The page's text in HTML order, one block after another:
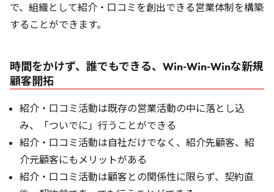
で、組織として紹介・口コミを創出できる営業体制を構築
することができます。
時間をかけず、誰でもできる、Win-Win-Winな新規
顧客開拓
紹介・口コミ活動は既存の営業活動の中に落とし込
み、「ついでに」行うことができる
紹介・口コミ活動は自社だけでなく、紹介先顧客、紹
介元顧客にもメリットがある
紹介・口コミ活動は顧客との関係性に限らず、契約直